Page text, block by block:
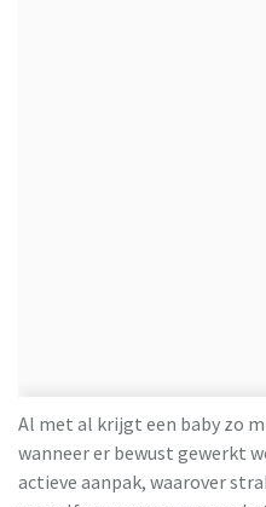
Al met al krijgt een baby zo
wanneer er bewust gewerkt
actieve aanpak, waarover